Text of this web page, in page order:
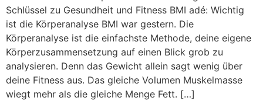
Schlüssel zu Gesundheit und Fitness BMI adé: Wichtig
ist die Körperanalyse BMI war gestern. Die
Körperanalyse ist die einfachste Methode, deine eigene
Körperzusammensetzung auf einen Blick grob zu
analysieren. Denn das Gewicht allein sagt wenig über
deine Fitness aus. Das gleiche Volumen Muskelmasse
wiegt mehr als die gleiche Menge Fett. […]